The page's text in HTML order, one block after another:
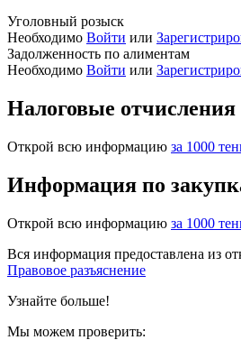
Уголовный розыск
Необходимо Войти или
Задолженность по алиментам
Необходимо Войти или
Налоговые отчисления
Открой всю информацию за 1000
Информация по
Открой всю информацию за 1000
Вся информация предоставлена из
Правовое разъяснение
Узнайте больше!
Мы можем проверить: